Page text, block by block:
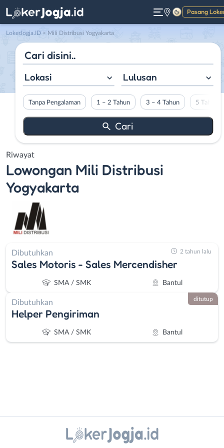
Pasang
Gelap
LokerJogja.ID > Mili Distribusi Yogyakarta
Lokasi Lulusan
Tanpa Pengalaman 1 – 2 Tahun 3 – 4 Tahun 5 Tahun
Riwayat
Lowongan Mili Distribusi
Yogyakarta
Dibutuhkan
Sales Motoris - Sales Mercendisher
SMA / SMK Bantul
2 tahun lalu
Dibutuhkan
Helper Pengiriman
SMA / SMK Bantul
ditutup
Gizi
(Remote
X - Twitter Telegram
Kanal Lainnya..